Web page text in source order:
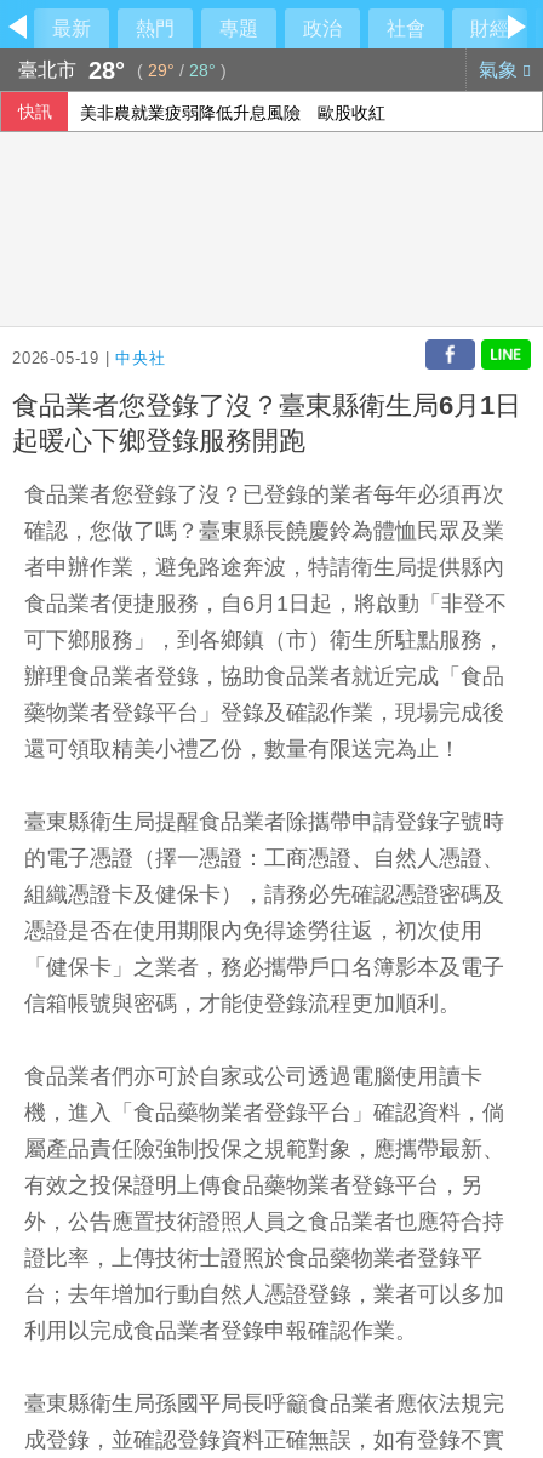
最新 熱門 專題 政治 社會
財經
臺北市 28° ( 29° / 28° ) 氣象
快訊 美非農就業疲弱降低升息風險 歐股收紅
2026-05-19 |中央社
食品業者您登錄了沒？臺東縣衛生局6月1日
起暖心下鄉登錄服務開跑
食品業者您登錄了沒？已登錄的業者每年必須再次
確認，您做了嗎？臺東縣長饒慶鈴為體恤民眾及業
者申辦作業，避免路途奔波，特請衛生局提供縣內
食品業者便捷服務，自6月1日起，將啟動「非登不
可下鄉服務」，到各鄉鎮（市）衛生所駐點服務，
辦理食品業者登錄，協助食品業者就近完成「食品
藥物業者登錄平台」登錄及確認作業，現場完成後
還可領取精美小禮乙份，數量有限送完為止！
臺東縣衛生局提醒食品業者除攜帶申請登錄字號時
的電子憑證（擇一憑證：工商憑證、自然人憑證、
組織憑證卡及健保卡），請務必先確認憑證密碼及
憑證是否在使用期限內免得途勞往返，初次使用
「健保卡」之業者，務必攜帶戶口名簿影本及電子
信箱帳號與密碼，才能使登錄流程更加順利。
食品業者們亦可於自家或公司透過電腦使用讀卡
機，進入「食品藥物業者登錄平台」確認資料，倘
屬產品責任險強制投保之規範對象，應攜帶最新、
有效之投保證明上傳食品藥物業者登錄平台，另
外，公告應置技術證照人員之食品業者也應符合持
證比率，上傳技術士證照於食品藥物業者登錄平
台；去年增加行動自然人憑證登錄，業者可以多加
利用以完成食品業者登錄申報確認作業。
臺東縣衛生局孫國平局長呼籲食品業者應依法規完
成登錄，並確認登錄資料正確無誤，如有登錄不實